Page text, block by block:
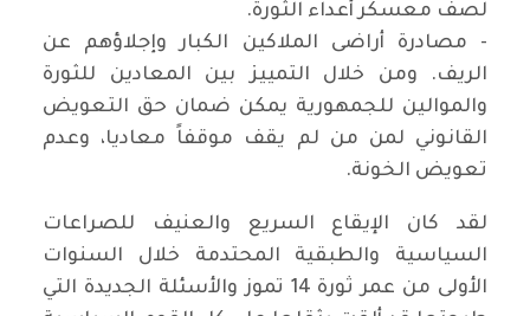
لصف معسكر أعداء الثورة.
- مصادرة أراضى الملاكين الكبار وإجلاؤهم عن
الريف. ومن خلال التمييز بين المعادين للثورة
والموالين للجمهورية يمكن ضمان حق التعويض
القانوني لمن من لم يقف موقفاً معاديا، وعدم
تعويض الخونة.
لقد كان الإيقاع السريع والعنيف للصراعات
السياسية والطبقية المحتدمة خلال السنوات
الأولى من عمر ثورة 14 تموز والأسئلة الجديدة التي